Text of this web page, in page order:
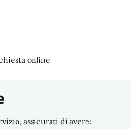
online.
assicurati di avere: